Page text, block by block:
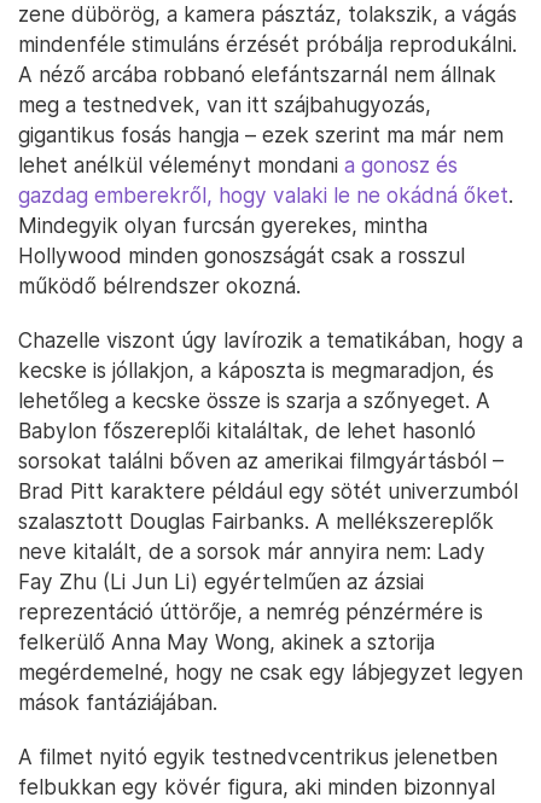
zene dübörög, a kamera pásztáz, tolakszik, a vágás
mindenféle stimuláns érzését próbálja reprodukálni.
A néző arcába robbanó elefántszarnál nem állnak
meg a testnedvek, van itt szájbahugyozás,
gigantikus fosás hangja – ezek szerint ma már nem
lehet anélkül véleményt mondani a gonosz és
gazdag emberekről, hogy valaki le ne okádná őket.
Mindegyik olyan furcsán gyerekes, mintha
Hollywood minden gonoszságát csak a rosszul
működő bélrendszer okozná.
Chazelle viszont úgy lavírozik a tematikában, hogy a
kecske is jóllakjon, a káposzta is megmaradjon, és
lehetőleg a kecske össze is szarja a szőnyeget. A
Babylon főszereplői kitaláltak, de lehet hasonló
sorsokat találni bőven az amerikai filmgyártásból –
Brad Pitt karaktere például egy sötét univerzumból
szalasztott Douglas Fairbanks. A mellékszereplők
neve kitalált, de a sorsok már annyira nem: Lady
Fay Zhu (Li Jun Li) egyértelműen az ázsiai
reprezentáció úttörője, a nemrég pénzérmére is
felkerülő Anna May Wong, akinek a sztorija
megérdemelné, hogy ne csak egy lábjegyzet legyen
mások fantáziájában.
A filmet nyitó egyik testnedvcentrikus jelenetben
felbukkan egy kövér figura, aki minden bizonnyal